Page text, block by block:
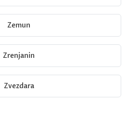
Zemun
Zrenjanin
Zvezdara